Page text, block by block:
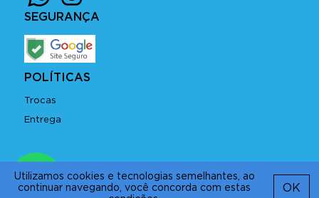
Utilizamos cookies e tecnologias semelhantes, ao
continuar navegando, você concorda com estas
OK
SEGURANÇA
POLÍTICAS
Trocas
Entrega
Copyright © 2026 GENGIBRÃO
criado comAppCollaborative